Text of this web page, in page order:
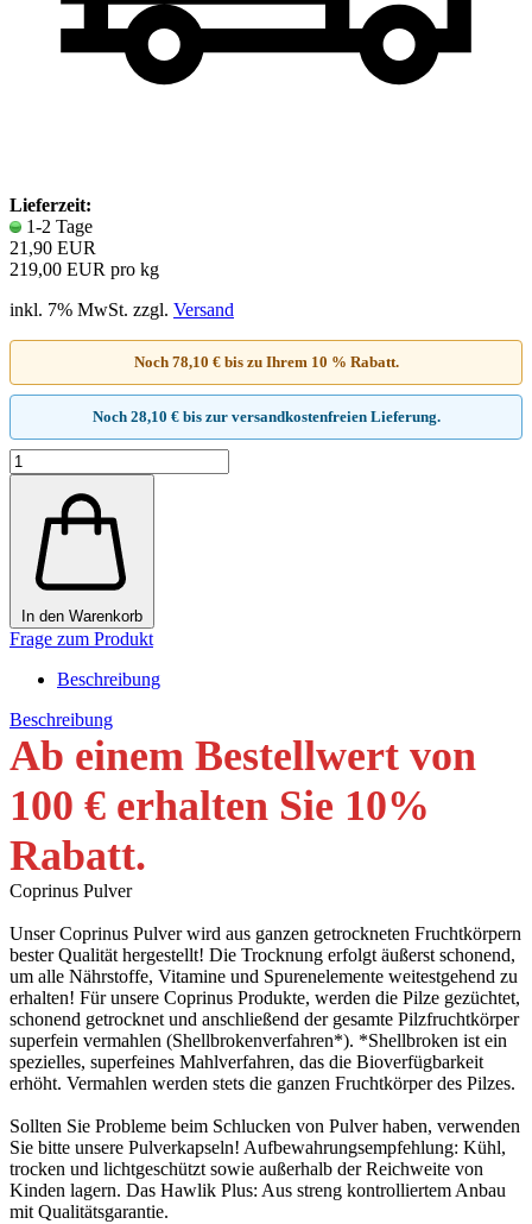
Lieferzeit:
1-2 Tage
21,90 EUR
219,00 EUR pro kg
inkl. 7% MwSt. zzgl. Versand
Noch 78,10 € bis zu Ihrem 10 % Rabatt.
Noch 28,10 € bis zur versandkostenfreien Lieferung.
In den Warenkorb
Frage zum Produkt
Beschreibung
Beschreibung
Ab einem Bestellwert von
100 € erhalten Sie 10%
Rabatt.
Coprinus Pulver
Unser Coprinus Pulver wird aus ganzen getrockneten Fruchtkörpern
bester Qualität hergestellt! Die Trocknung erfolgt äußerst schonend,
um alle Nährstoffe, Vitamine und Spurenelemente weitestgehend zu
erhalten! Für unsere Coprinus Produkte, werden die Pilze gezüchtet,
schonend getrocknet und anschließend der gesamte Pilzfruchtkörper
superfein vermahlen (Shellbrokenverfahren*). *Shellbroken ist ein
spezielles, superfeines Mahlverfahren, das die Bioverfügbarkeit
erhöht. Vermahlen werden stets die ganzen Fruchtkörper des Pilzes.
Sollten Sie Probleme beim Schlucken von Pulver haben, verwenden
Sie bitte unsere Pulverkapseln! Aufbewahrungsempfehlung: Kühl,
trocken und lichtgeschützt sowie außerhalb der Reichweite von
Kinden lagern. Das Hawlik Plus: Aus streng kontrolliertem Anbau
mit Qualitätsgarantie.